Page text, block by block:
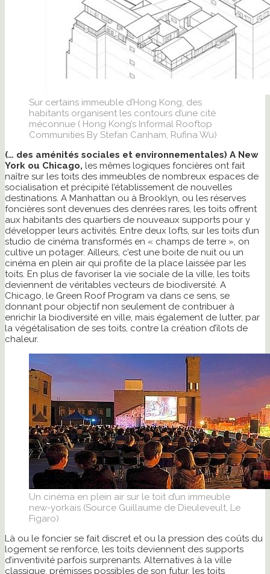
Sur certains immeuble d’Hong Kong, des
habitants organisent les contours d’une cité
méconnue ( Hong Kong’s Informal Rooftop
Communities By Stefan Canham, Rufina Wu)
(… des aménités sociales et environnementales) A New
York ou Chicago, les mêmes logiques foncières ont fait
naître sur les toits des immeubles de nombreux espaces de
socialisation et précipité l’établissement de nouvelles
destinations. A Manhattan ou à Brooklyn, ou les réserves
foncières sont devenues des denrées rares, les toits offrent
aux habitants des quartiers de nouveaux supports pour y
développer leurs activités. Entre deux lofts, sur les toits d’un
studio de cinéma transformés en « champs de terre », on
cultive un potager. Ailleurs, c’est une boite de nuit ou un
cinéma en plein air qui profite de la place laissée par les
toits. En plus de favoriser la vie sociale de la ville, les toits
deviennent de véritables vecteurs de biodiversité. A
Chicago, le Green Roof Program va dans ce sens, se
donnant pour objectif non seulement de contribuer à
enrichir la biodiversité en ville, mais également de lutter, par
la végétalisation de ses toits, contre la création d’îlots de
chaleur.
Un cinéma en plein air sur le toit d’un immeuble
new-yorkais (Source Guillaume de Dieuleveult, Le
Figaro)
Là ou le foncier se fait discret et ou la pression des coûts du
logement se renforce, les toits deviennent des supports
d’inventivité parfois surprenants. Alternatives à la ville
classique, prémisses possibles de son futur, les toits